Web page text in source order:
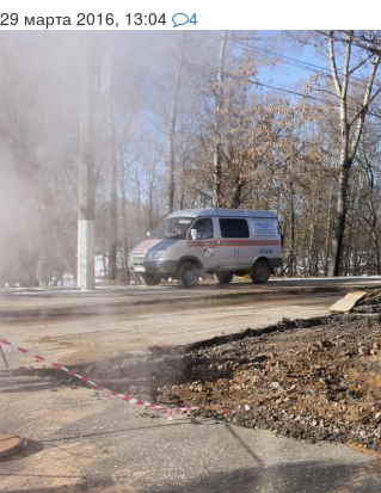
29 марта 2016, 13:04 4